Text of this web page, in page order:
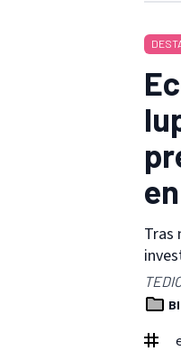
Tras